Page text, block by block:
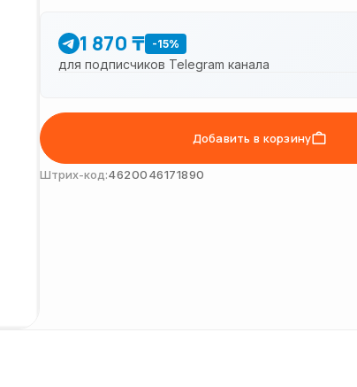
1 870 ₸ -15%
для подписчиков Telegram канала
Добавить в корзину
Штрих-код:4620046171890